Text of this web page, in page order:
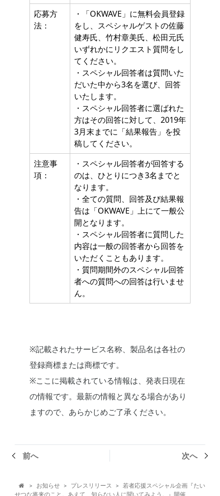
応募方
法：
・「OKWAVE」に無料会員登録
をし、スペシャルゲストの佐藤
健寿氏、竹村章美氏、松田元氏
いずれかにリクエスト質問をし
てください。
・スペシャル回答者は質問いた
だいた中から3名を選び、回答
いたします。
・スペシャル回答者に選ばれた
方はその回答に対して、2019年
3月末までに「結果報告」を投
稿してください。
注意事
項：
・スペシャル回答者が回答する
のは、ひとりにつき3名までと
なります。
・全ての質問、回答及び結果報
告は「OKWAVE」上にて一般公
開となります。
・スペシャル回答者に質問した
内容は一般の回答者から回答を
いただくこともあります。
・質問期間外のスペシャル回答
者への質問への回答は行いませ
ん。
※記載されたサービス名称、製品名は各社の
登録商標または商標です。
※ここに掲載されている情報は、発表日現在
の情報です。最新の情報と異なる場合があり
ますので、あらかじめご了承ください。
前へ 次へ
 > お知らせ > プレスリリース > 若者応援スペシャル企画『たい